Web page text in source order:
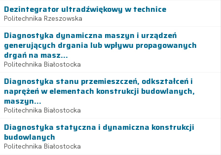
Dezintegrator ultradźwiękowy w technice
Politechnika Rzeszowska
Diagnostyka dynamiczna maszyn i urządzeń
generujących drgania lub wpływu propagowanych
drgań na masz...
Politechnika Białostocka
Diagnostyka stanu przemieszczeń, odkształceń i
naprężeń w elementach konstrukcji budowlanych,
maszyn...
Politechnika Białostocka
Diagnostyka statyczna i dynamiczna konstrukcji
budowlanych
Politechnika Białostocka